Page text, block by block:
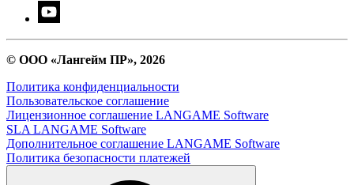
© ООО «Лангейм ПР», 2026
Политика конфиденциальности
Пользовательское соглашение
Лицензионное соглашение LANGAME Software
SLA LANGAME Software
Дополнительное соглашение LANGAME Software
Политика безопасности платежей